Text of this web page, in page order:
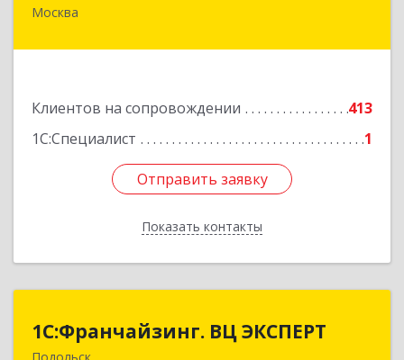
Москва
Клиентов на сопровождении
413
1С:Специалист
1
Отправить заявку
Показать контакты
117198, Москва г, Саморы Машела ул, дом № 8,
Отправить заявку
Назад
1С:Франчайзинг. ВЦ ЭКСПЕРТ
Подольск
1С:Франчайзинг. ВЦ ЭКСПЕРТ